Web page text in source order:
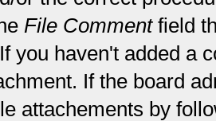
File Commentfield
you haven't added a
If the board
attachements by